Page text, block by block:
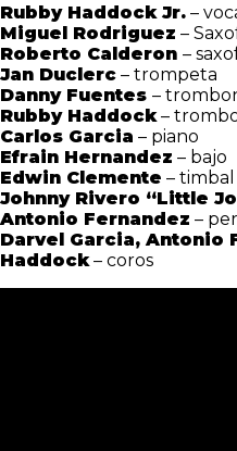
Rubby Haddock Jr. –
Miguel Rodriguez –
Roberto Calderon –
Jan Duclerc – trompeta
Danny Fuentes –
Rubby Haddock–
Carlos Garcia – piano
Efrain Hernandez – bajo
Edwin Clemente – timbal
Johnny Rivero “Little
Antonio Fernandez –
Darvel Garcia, Antonio
Haddock– coros